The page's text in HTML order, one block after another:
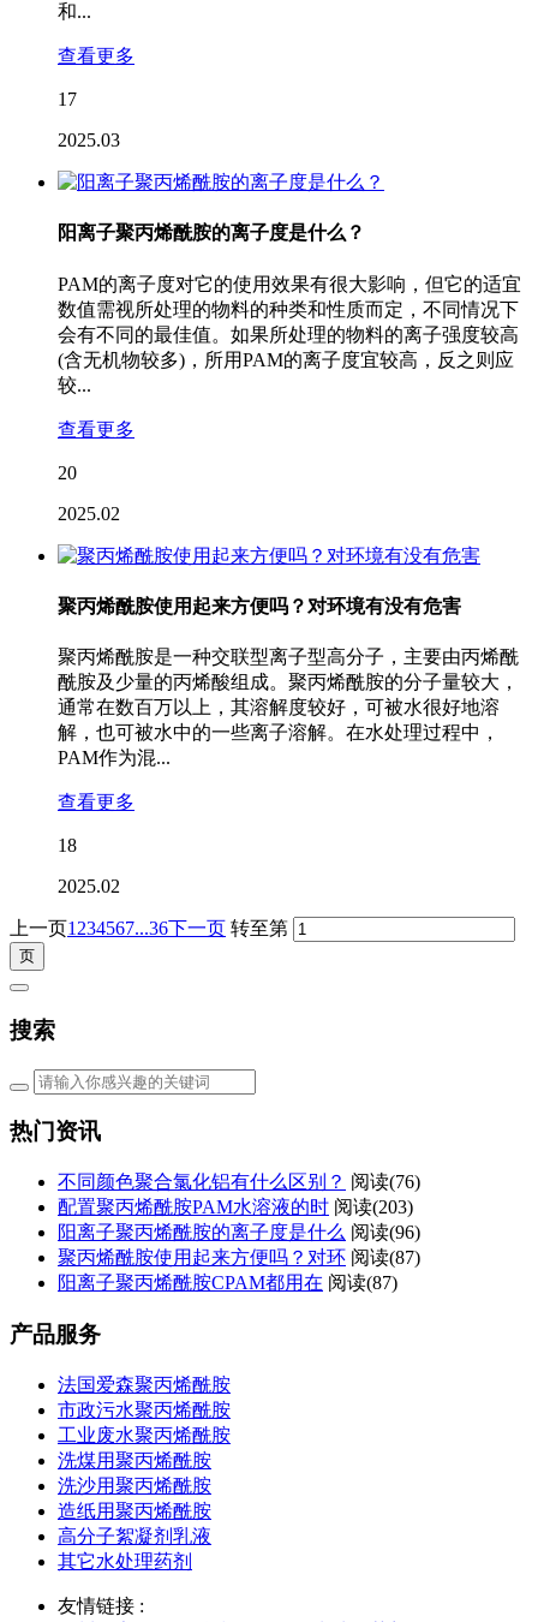
和...
查看更多
17
2025.03
阳离子聚丙烯酰胺的离子度是什么？
PAM的离子度对它的使用效果有很大影响，但它的适宜
数值需视所处理的物料的种类和性质而定，不同情况下
会有不同的最佳值。如果所处理的物料的离子强度较高
(含无机物较多)，所用PAM的离子度宜较高，反之则应
较...
查看更多
20
2025.02
聚丙烯酰胺使用起来方便吗？对环境有没有危害
聚丙烯酰胺是一种交联型离子型高分子，主要由丙烯酰
酰胺及少量的丙烯酸组成。聚丙烯酰胺的分子量较大，
通常在数百万以上，其溶解度较好，可被水很好地溶
解，也可被水中的一些离子溶解。在水处理过程中，
PAM作为混...
查看更多
18
2025.02
上一页1 234567...36下一页 转至第
搜索
热门资讯
不同颜色聚合氯化铝有什么区别？ 阅读(76)
配置聚丙烯酰胺PAM水溶液的时 阅读(203)
阳离子聚丙烯酰胺的离子度是什么 阅读(96)
聚丙烯酰胺使用起来方便吗？对环 阅读(87)
阳离子聚丙烯酰胺CPAM都用在 阅读(87)
产品服务
法国爱森聚丙烯酰胺
市政污水聚丙烯酰胺
工业废水聚丙烯酰胺
洗煤用聚丙烯酰胺
洗沙用聚丙烯酰胺
造纸用聚丙烯酰胺
高分子絮凝剂乳液
其它水处理药剂
友情链接 :